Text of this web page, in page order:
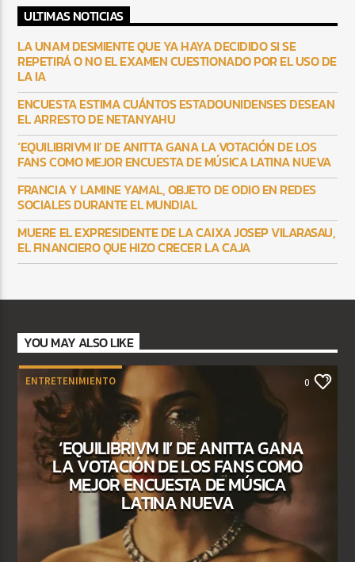
ULTIMAS NOTICIAS
LA UNAM DESMIENTE QUE YA HAYA DECIDIDO SI SE
REPETIRÁ O NO EL EXAMEN CUESTIONADO POR EL USO DE
LA IA
ENCUESTA ESTIMA CUÁNTOS ESTADOUNIDENSES DESEAN
EL ARRESTO DE NETANYAHU
‘EQUILIBRIVM II’ DE ANITTA GANA LA VOTACIÓN DE LOS
FANS COMO MEJOR ENCUESTA DE MÚSICA LATINA NUEVA
FRANCIA Y LAMINE YAMAL, OBJETO DE ODIO EN REDES
SOCIALES DURANTE EL MUNDIAL
MUERE EL EXPRESIDENTE DE LA CAIXA JOSEP VILARASAU,
EL FINANCIERO QUE HIZO CRECER LA CAJA
YOU MAY ALSO LIKE
ENTRETENIMIENTO 0
‘EQUILIBRIVM II’ DE ANITTA GANA
LA VOTACIÓN DE LOS FANS COMO
MEJOR ENCUESTA DE MÚSICA
LATINA NUEVA